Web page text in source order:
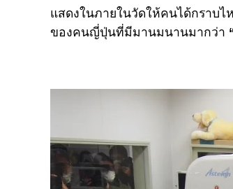
แสดงในภายในวัดให้คนได้กราบไ
ของคนญี่ปุ่นที่มีมานมนานมากว่า